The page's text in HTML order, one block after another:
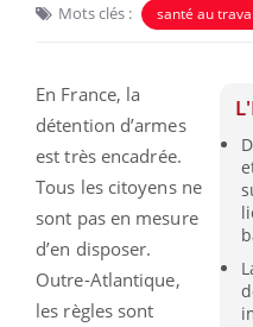
Mots clés : santé au
En France, la
détention d’armes
est très encadrée.
Tous les citoyens ne
sont pas en mesure
d’en disposer.
Outre-Atlantique,
les règles sont